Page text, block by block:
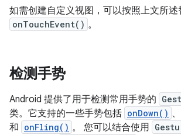
如需创建自定义视图，可以按照上文所述
onTouchEvent() 。
检测手势
Android 提供了用于检测常用手势的
类。它支持的一些手势包括 onDown() 、
和 onFling() 。 您可以结合使用